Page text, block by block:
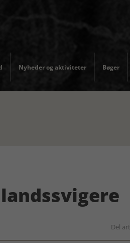
Nyheder og aktiviteter Bøger
Del